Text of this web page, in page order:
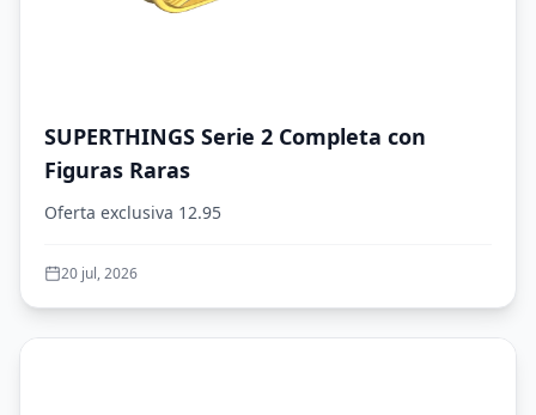
SUPERTHINGS Serie 2 Completa con
Figuras Raras
Oferta exclusiva 12.95
20 jul, 2026